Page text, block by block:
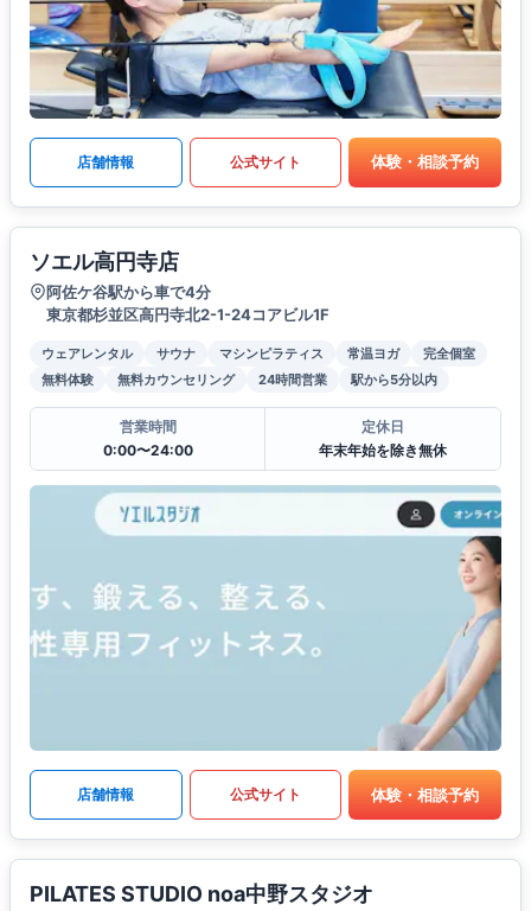
店舗情報 公式サイト 体験・相談予約
ソエル高円寺店
阿佐ケ谷駅から車で4分
東京都杉並区高円寺北2-1-24コアビル1F
ウェアレンタル サウナ マシンピラティス 常温ヨガ
完全個室
無料体験
無料カウンセリング 24時間営業 駅から5分以内
営業時間
0:00〜24:00
定休日
年末年始を除き無休
店舗情報 公式サイト 体験・相談予約
PILATES STUDIO noa中野スタジオ